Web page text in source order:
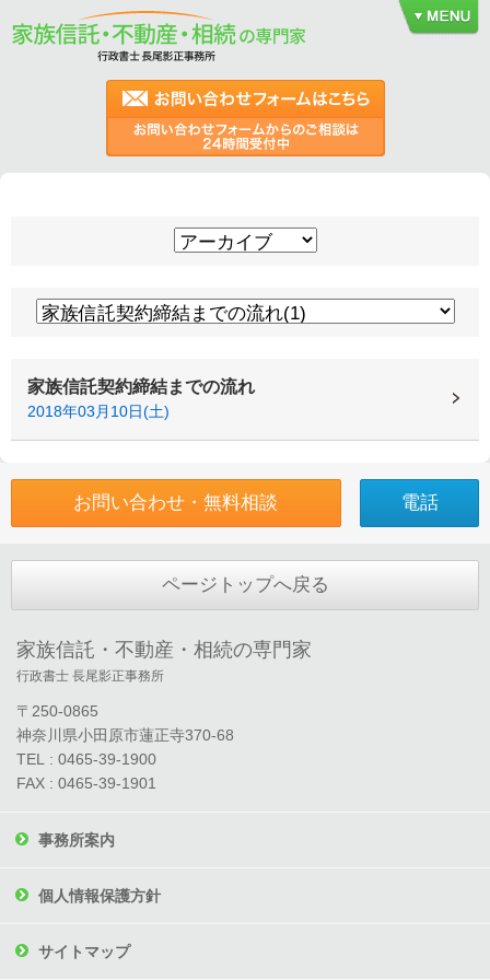
家族信託契約締結までの流れ
2018年03月10日(土)
お問い合わせ・無料相談 電話
ページトップへ戻る
家族信託・不動産・相続の専門家
行政書士 長尾影正事務所
〒250-0865
神奈川県小田原市蓮正寺370-68
TEL : 0465-39-1900
FAX : 0465-39-1901
事務所案内
個人情報保護方針
サイトマップ